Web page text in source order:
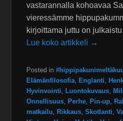
vastarannalla kohoavaa
vieressämme
kirjoittama juttu on
Lue koko artikkeli →
Posted in
Elämänfilosofia
Englanti
Hyvinvointi
Luontokuvaus
Onnellisuus
Perhe Pin-up
matkailu
Rikkaus ,Skotlanti ,